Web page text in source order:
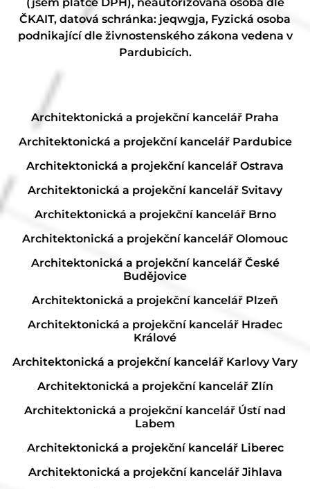
(jsem plátce DPH), neautorizovaná osoba dle
ČKAIT, datová schránka: jeqwgja, Fyzická osoba
podnikající dle živnostenského zákona vedena v
Pardubicích.
Architektonická a projekční kancelář Praha
Architektonická a projekční kancelář Pardubice
Architektonická a projekční kancelář Ostrava
Architektonická a projekční kancelář Svitavy
Architektonická a projekční kancelář Brno
Architektonická a projekční kancelář Olomouc
Architektonická a projekční kancelář České
Budějovice
Architektonická a projekční kancelář Plzeň
Architektonická a projekční kancelář Hradec
Králové
Architektonická a projekční kancelář Karlovy Vary
Architektonická a projekční kancelář Zlín
Architektonická a projekční kancelář Ústí nad
Labem
Architektonická a projekční kancelář Liberec
Architektonická a projekční kancelář Jihlava